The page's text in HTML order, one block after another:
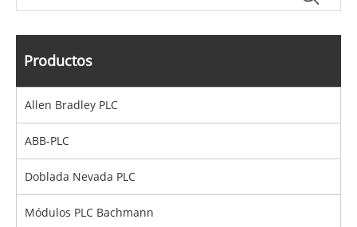
Productos
Allen Bradley PLC
ABB-PLC
Doblada Nevada PLC
Módulos PLC Bachmann